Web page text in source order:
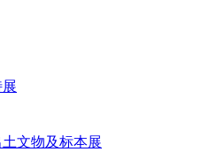
文物及标本展